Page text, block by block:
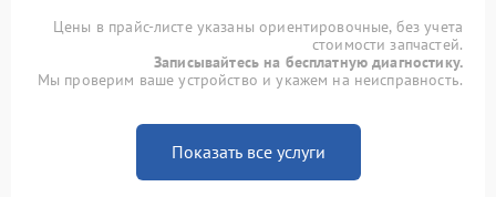
Цены в прайс-листе указаны ориентировочные, без учета
стоимости запчастей.
Записывайтесь на бесплатную диагностику.
Мы проверим ваше устройство и укажем на неисправность.
Показать все услуги